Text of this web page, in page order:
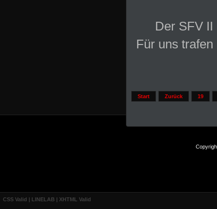
Der SFV
Für uns
Start Zurück 19
CSS Valid | LINELAB | XHTML Valid